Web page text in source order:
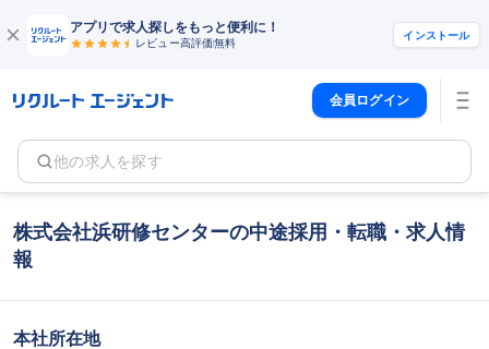
アプリで求人探しをもっと便利に！
レビュー高評価無料
インストール
会員ログイン
他の求人を探す
株式会社浜研修センターの中途採用・転職・求人情
報
本社所在地